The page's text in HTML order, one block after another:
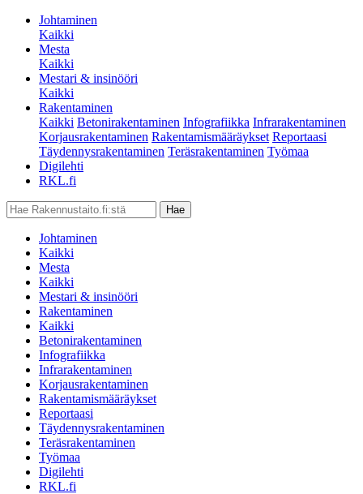
Johtaminen
Kaikki
Mesta
Kaikki
Mestari & insinööri
Kaikki
Rakentaminen
Kaikki Betonirakentaminen Infografiikka Infrarakentaminen
Korjausrakentaminen Rakentamismääräykset Reportaasi
Täydennysrakentaminen Teräsrakentaminen Työmaa
Digilehti
RKL.fi
Johtaminen
Kaikki
Mesta
Kaikki
Mestari & insinööri
Rakentaminen
Kaikki
Betonirakentaminen
Infografiikka
Infrarakentaminen
Korjausrakentaminen
Rakentamismääräykset
Reportaasi
Täydennysrakentaminen
Teräsrakentaminen
Työmaa
Digilehti
RKL.fi